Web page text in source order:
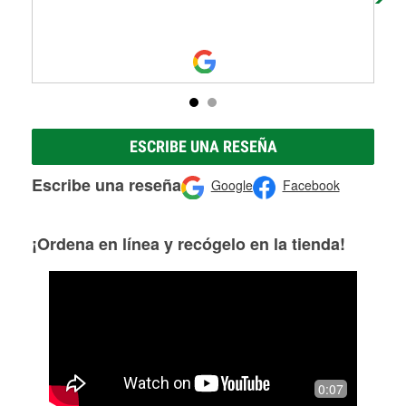
ESCRIBE UNA RESEÑA
Escribe una reseña Google Facebook
¡Ordena en línea y recógelo en la tienda!
0:07